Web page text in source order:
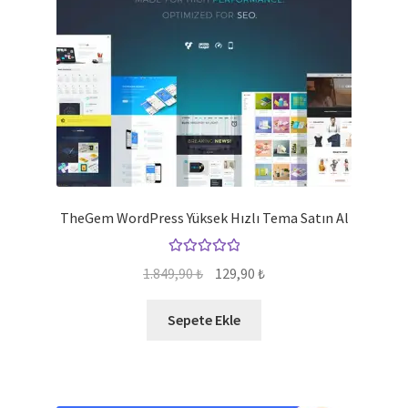
TheGem WordPress Yüksek Hızlı Tema Satın Al
5.00
1.849,90₺
Orijinal
1.849,90 ₺.
129,90 ₺Şu
Sepete Ekle